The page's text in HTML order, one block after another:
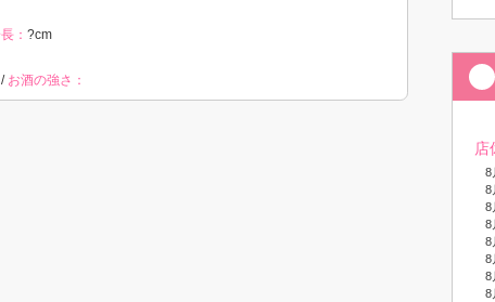
： ?cm
/ お酒の強さ：
店
8
8
8
8
8
8
8
8